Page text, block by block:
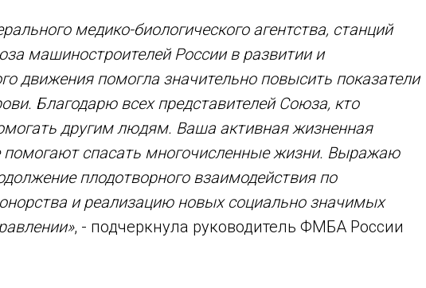
медико-биологического агентства, станций
машиностроителей России в развитии и
движения помогла значительно повысить показатели
Благодарю всех представителей Союза, кто
другим людям. Ваша активная жизненная
помогают спасать многочисленные жизни. Выражаю
плодотворного взаимодействия по
и реализацию новых социально значимых
, - подчеркнула руководитель ФМБА России